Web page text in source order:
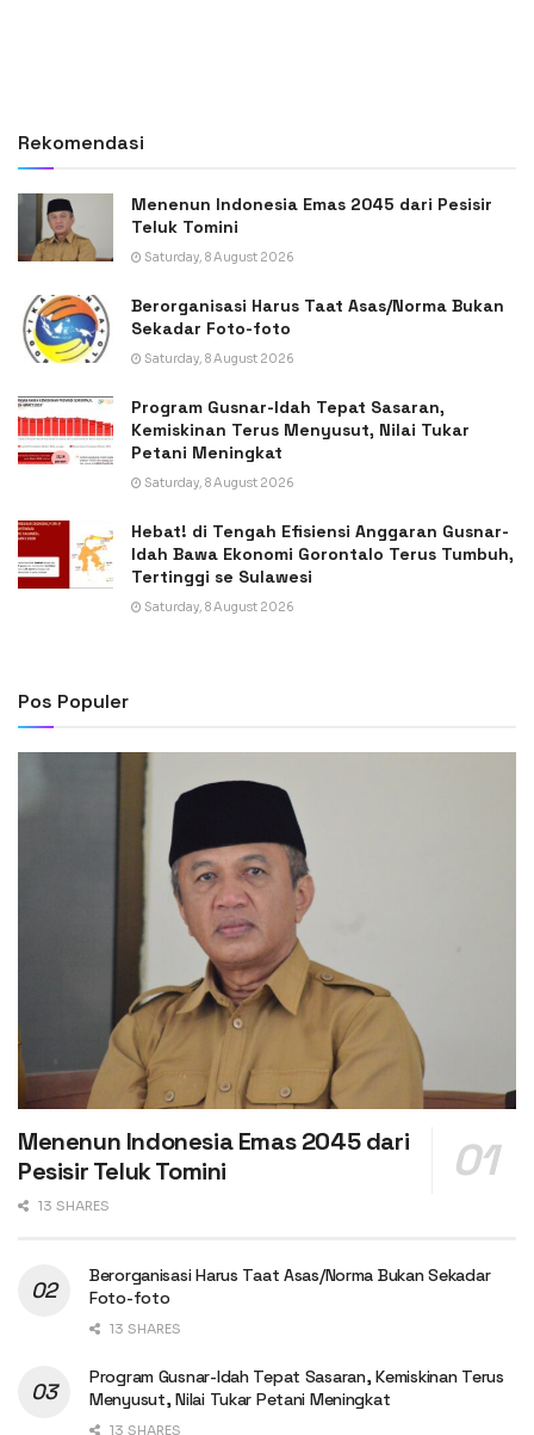
Rekomendasi
Menenun Indonesia Emas 2045 dari Pesisir
Teluk Tomini
Saturday, 8 August 2026
Berorganisasi Harus Taat Asas/Norma Bukan
Sekadar Foto-foto
Saturday, 8 August 2026
Program Gusnar-Idah Tepat Sasaran,
Kemiskinan Terus Menyusut, Nilai Tukar
Petani Meningkat
Saturday, 8 August 2026
Hebat! di Tengah Efisiensi Anggaran Gusnar-
Idah Bawa Ekonomi Gorontalo Terus Tumbuh,
Tertinggi se Sulawesi
Saturday, 8 August 2026
Pos Populer
Menenun Indonesia Emas 2045 dari
Pesisir Teluk Tomini
13 SHARES
Berorganisasi Harus Taat Asas/Norma Bukan Sekadar
Foto-foto
13 SHARES
Program Gusnar-Idah Tepat Sasaran, Kemiskinan Terus
Menyusut, Nilai Tukar Petani Meningkat
13 SHARES